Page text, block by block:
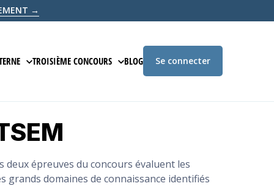
→
EN LIGNE
D'ADMISSIBILITÉ
TROISIÈME CONCOURS
PRÉPARATION EN LIGNE
ÉPREUVE ÉCRITE D'ADMISSIBILITÉ
ÉPREUVE D'ADMISSION
BLOG Se connecter
épreuves du concours évaluent les
grands domaines de connaissance identifiés